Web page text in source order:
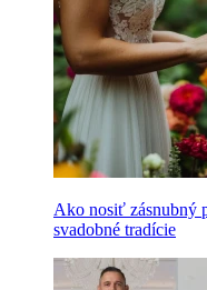
Ako nosiť zásnubný
svadobné tradície